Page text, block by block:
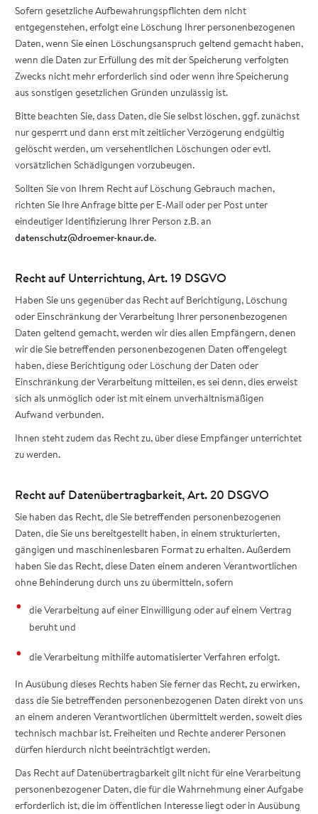
Sofern gesetzliche Aufbewahrungspflichten dem nicht
entgegenstehen, erfolgt eine Löschung Ihrer personenbezogenen
Daten, wenn Sie einen Löschungsanspruch geltend gemacht haben,
wenn die Daten zur Erfüllung des mit der Speicherung verfolgten
Zwecks nicht mehr erforderlich sind oder wenn ihre Speicherung
aus sonstigen gesetzlichen Gründen unzulässig ist.
Bitte beachten Sie, dass Daten, die Sie selbst löschen, ggf. zunächst
nur gesperrt und dann erst mit zeitlicher Verzögerung endgültig
gelöscht werden, um versehentlichen Löschungen oder evtl.
vorsätzlichen Schädigungen vorzubeugen.
Sollten Sie von Ihrem Recht auf Löschung Gebrauch machen,
richten Sie Ihre Anfrage bitte per E-Mail oder per Post unter
eindeutiger Identifizierung Ihrer Person z.B. an
datenschutz@droemer-knaur.de.
Recht auf Unterrichtung, Art. 19 DSGVO
Haben Sie uns gegenüber das Recht auf Berichtigung, Löschung
oder Einschränkung der Verarbeitung Ihrer personenbezogenen
Daten geltend gemacht, werden wir dies allen Empfängern, denen
wir die Sie betreffenden personenbezogenen Daten offengelegt
haben, diese Berichtigung oder Löschung der Daten oder
Einschränkung der Verarbeitung mitteilen, es sei denn, dies erweist
sich als unmöglich oder ist mit einem unverhältnismäßigen
Aufwand verbunden.
Ihnen steht zudem das Recht zu, über diese Empfänger unterrichtet
zu werden.
Recht auf Datenübertragbarkeit, Art. 20 DSGVO
Sie haben das Recht, die Sie betreffenden personenbezogenen
Daten, die Sie uns bereitgestellt haben, in einem strukturierten,
gängigen und maschinenlesbaren Format zu erhalten. Außerdem
haben Sie das Recht, diese Daten einem anderen Verantwortlichen
ohne Behinderung durch uns zu übermitteln, sofern
die Verarbeitung auf einer Einwilligung oder auf einem Vertrag
beruht und
die Verarbeitung mithilfe automatisierter Verfahren erfolgt.
In Ausübung dieses Rechts haben Sie ferner das Recht, zu erwirken,
dass die Sie betreffenden personenbezogenen Daten direkt von uns
an einem anderen Verantwortlichen übermittelt werden, soweit dies
technisch machbar ist. Freiheiten und Rechte anderer Personen
dürfen hierdurch nicht beeinträchtigt werden.
Das Recht auf Datenübertragbarkeit gilt nicht für eine Verarbeitung
personenbezogener Daten, die für die Wahrnehmung einer Aufgabe
erforderlich ist, die im öffentlichen Interesse liegt oder in Ausübung